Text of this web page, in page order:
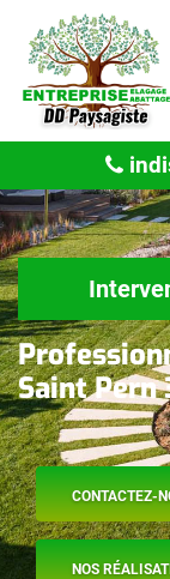
Saint Pern
CONTACTEZ-
NOS